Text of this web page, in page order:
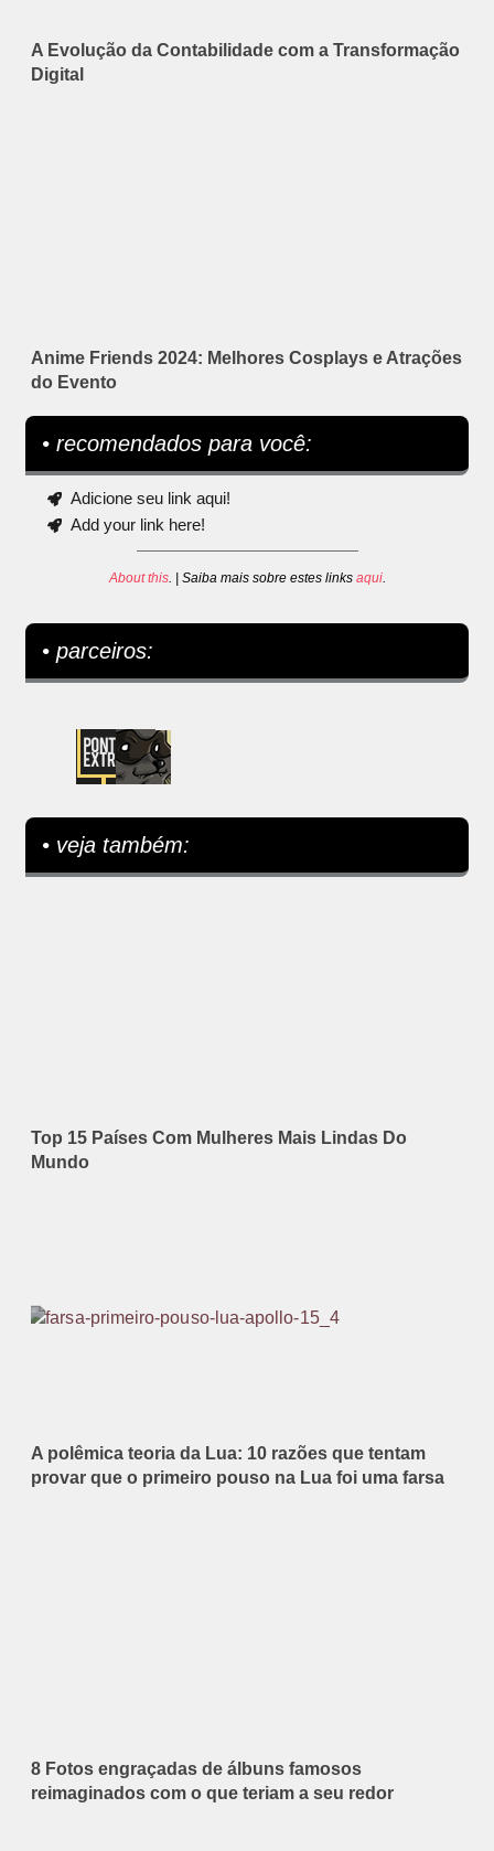
A Evolução da Contabilidade com a Transformação
Digital
Anime Friends 2024: Melhores Cosplays e Atrações
do Evento
• recomendados para você:
Adicione seu link aqui!
Add your link here!
About this. | Saiba mais sobre estes links aqui.
• parceiros:
• veja também:
Top 15 Países Com Mulheres Mais Lindas Do
Mundo
A polêmica teoria da Lua: 10 razões que tentam
provar que o primeiro pouso na Lua foi uma farsa
8 Fotos engraçadas de álbuns famosos
reimaginados com o que teriam a seu redor